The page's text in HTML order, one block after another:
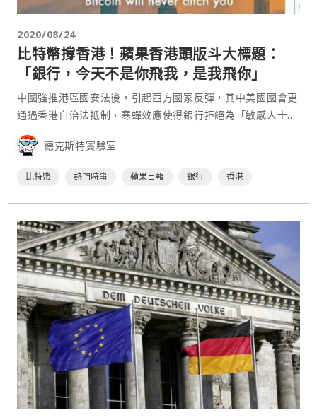
2020/08/24
比特幣撐香港！蘋果香港頭版斗大標題：
「銀行，今天不是你飛我，是我飛你」
中國強推港區國安法後，引起西方國家反彈，其中美國國會更
通過香港自治法抵制，寒蟬效應使得銀行拒絕為「敏感人士」
提供服務。就在這敏感時期，香港蘋果日報 A1 頭版出現「全
版比特幣廣告」，要大家使用比特幣。 今日（24），香港蘋
德克斯特實驗室
比特幣 熱門時事 蘋果日報 銀行 香港